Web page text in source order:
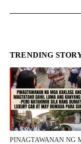
TRENDING
PINAGTAWANAN NG